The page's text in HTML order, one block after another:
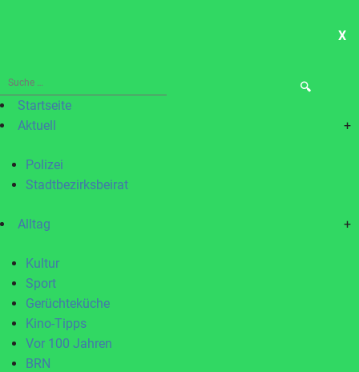
X
Suche
nach:Startseite
Aktuell
+
Polizei
Stadtbezirksbeirat
Alltag +
Kultur
Sport
Gerüchteküche
Kino-Tipps
Vor 100 Jahren
BRN